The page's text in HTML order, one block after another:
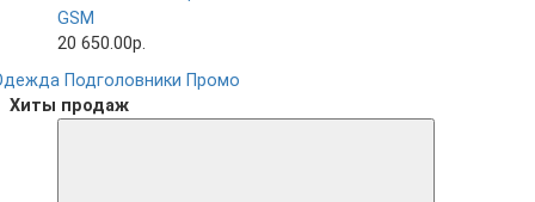
GSM
20 650.00р.
Подголовники Промо
Хиты продаж